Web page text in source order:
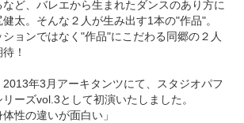
など、バレエから生まれたダンスのあり方に
太。そんな２人が生み出す1本の"作品"。
ションではなく"作品"にこだわる同郷の２人
！
2013年3月アーキタンツにて、スタジオパフ
ーズvol.3として初演いたしました。
体性の違いが面白い」